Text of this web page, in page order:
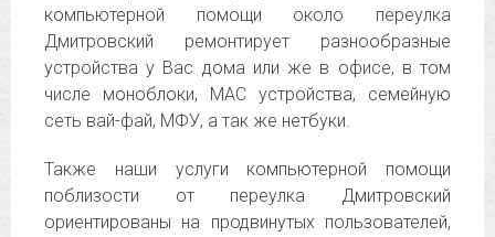
компьютерной помощи около переулка
Дмитровский ремонтирует разнообразные
устройства у Вас дома или же в офисе, в том
числе моноблоки, MAC устройства, семейную
сеть вай-фай, МФУ, а так же нетбуки.
Также наши услуги компьютерной помощи
поблизости от переулка Дмитровский
ориентированы на продвинутых пользователей,